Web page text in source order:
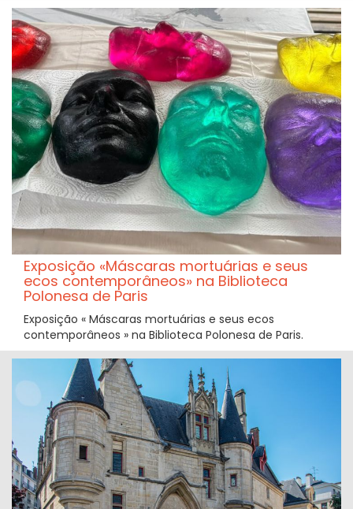
Exposição «Máscaras mortuárias e seus
ecos contemporâneos» na Biblioteca
Polonesa de Paris
Exposição « Máscaras mortuárias e seus ecos
contemporâneos » na Biblioteca Polonesa de Paris.